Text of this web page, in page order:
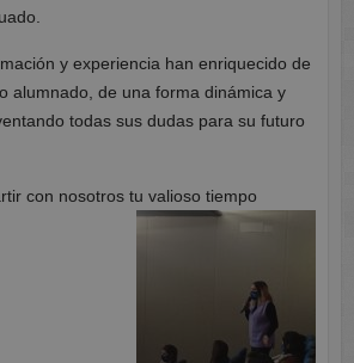
y experiencia han enriquecido de
alumnado, de una forma dinámica y
todas sus dudas para su futuro
con nosotros tu valioso tiempo